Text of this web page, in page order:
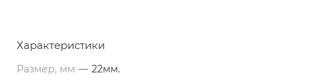
Характеристики
Размер, мм — 22мм.